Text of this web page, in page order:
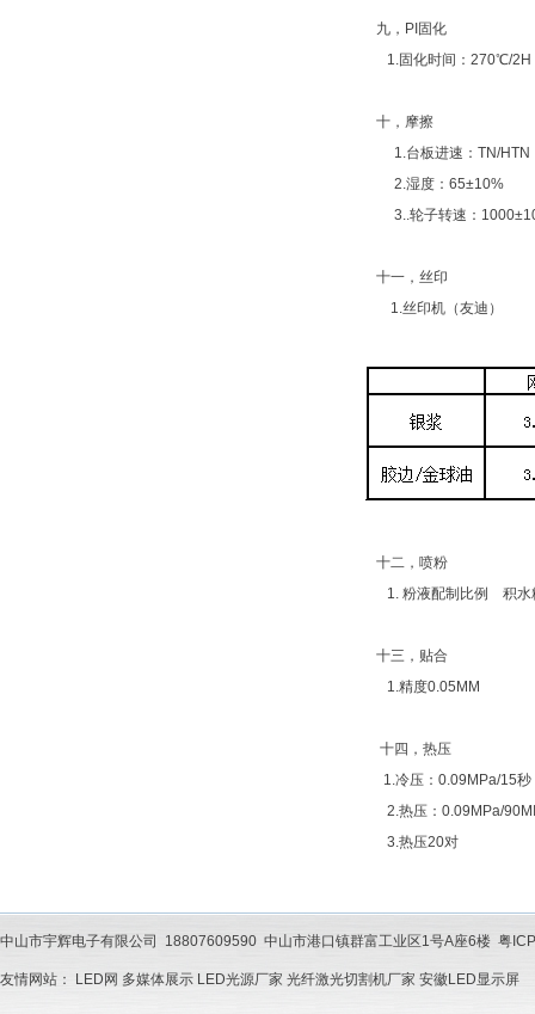
九，PI固化
1.固化时间：270℃/2H
十，摩擦
1.台板进速：TN/HTN
2.湿度：65±10%
3..轮子转速：
十一，丝印
1.丝印机（友迪）
十二，喷粉
1. 粉液配制比例 积水
十三，贴合
1.精度0.05MM
十四，热压
1.冷压：0.09MPa/15秒
2.热压：0.09MPa/
3.热压20对
中山市宇辉电子有限公司 18807609590 中山市港口镇群富工业区1号A座6楼 粤
友情网站： LED网 多媒体展示 LED光源厂家 光纤激光切割机厂家 安徽LED显示屏